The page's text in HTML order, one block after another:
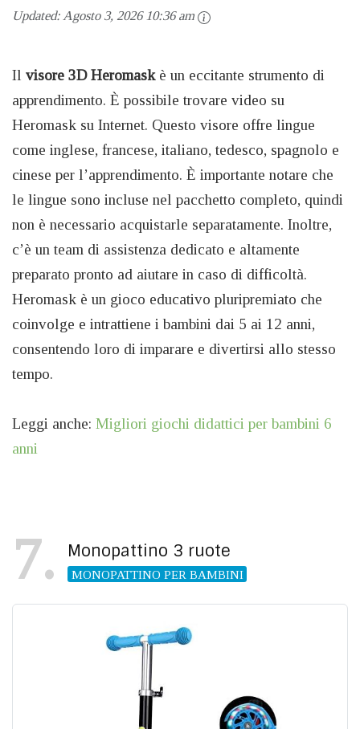
Updated:Agosto 3, 2026 10:36 am
Il visore 3D Heromaskè un eccitante strumento di
apprendimento. È possibile trovare video su
Heromask su Internet. Questo visore offre lingue
come inglese, francese, italiano, tedesco, spagnolo e
cinese per l’apprendimento. È importante notare che
le lingue sono incluse nel pacchetto completo, quindi
non è necessario acquistarle separatamente. Inoltre,
c’è un team di assistenza dedicato e altamente
preparato pronto ad aiutare in caso di difficoltà.
Heromask è un gioco educativo pluripremiato che
coinvolge e intrattiene i bambini dai 5 ai 12 anni,
consentendo loro di imparare e divertirsi allo stesso
tempo.
Leggi anche: Migliori giochi didattici per bambini 6
anni
7 Monopattino 3 ruote
MONOPATTINO PER BAMBINI